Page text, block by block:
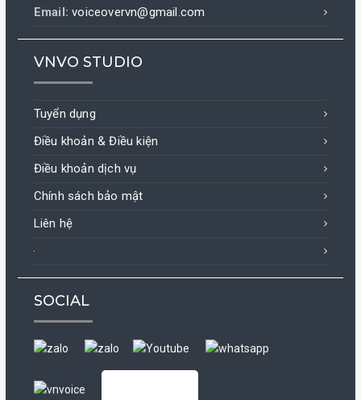
Email: voiceovervn@gmail.com
VNVO STUDIO
Tuyển dụng
Điều khoản & Điều kiện
Điều khoản dịch vụ
Chính sách bảo mật
Liên hệ
SOCIAL